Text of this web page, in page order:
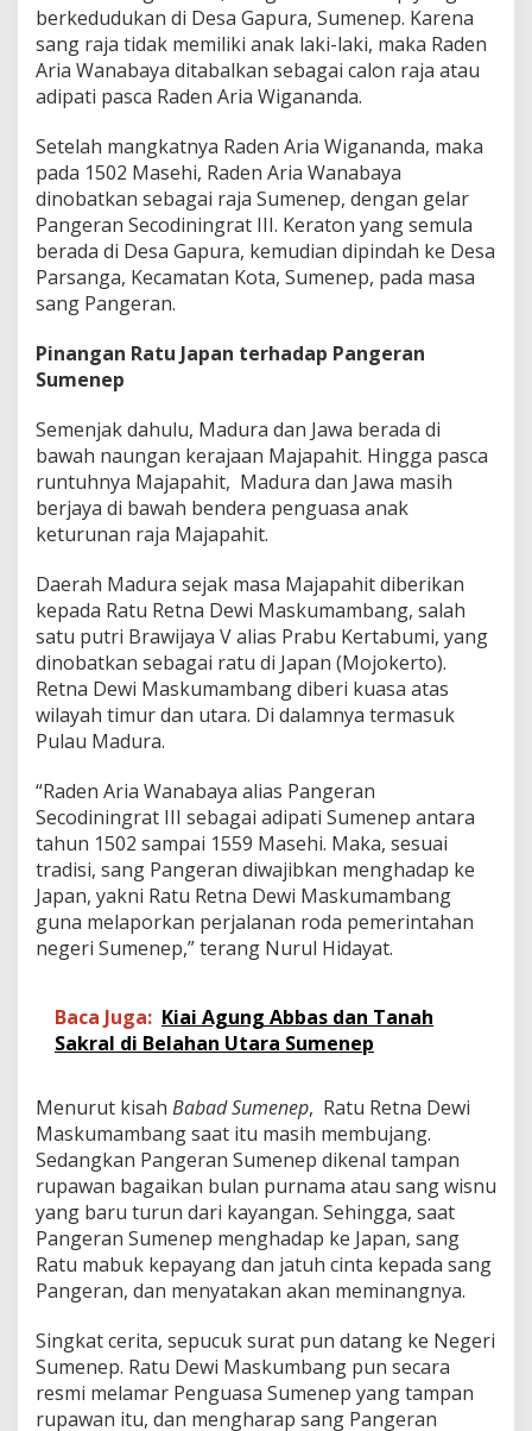
berkedudukan di Desa Gapura, Sumenep. Karena
sang raja tidak memiliki anak laki-laki, maka Raden
Aria Wanabaya ditabalkan sebagai calon raja atau
adipati pasca Raden Aria Wigananda.
Setelah mangkatnya Raden Aria Wigananda, maka
pada 1502 Masehi, Raden Aria Wanabaya
dinobatkan sebagai raja Sumenep, dengan gelar
Pangeran Secodiningrat III. Keraton yang semula
berada di Desa Gapura, kemudian dipindah ke Desa
Parsanga, Kecamatan Kota, Sumenep, pada masa
sang Pangeran.
Pinangan Ratu Japan terhadap Pangeran
Sumenep
Semenjak dahulu, Madura dan Jawa berada di
bawah naungan kerajaan Majapahit. Hingga pasca
runtuhnya Majapahit, Madura dan Jawa masih
berjaya di bawah bendera penguasa anak
keturunan raja Majapahit.
Daerah Madura sejak masa Majapahit diberikan
kepada Ratu Retna Dewi Maskumambang, salah
satu putri Brawijaya V alias Prabu Kertabumi, yang
dinobatkan sebagai ratu di Japan (Mojokerto).
Retna Dewi Maskumambang diberi kuasa atas
wilayah timur dan utara. Di dalamnya termasuk
Pulau Madura.
“Raden Aria Wanabaya alias Pangeran
Secodiningrat III sebagai adipati Sumenep antara
tahun 1502 sampai 1559 Masehi. Maka, sesuai
tradisi, sang Pangeran diwajibkan menghadap ke
Japan, yakni Ratu Retna Dewi Maskumambang
guna melaporkan perjalanan roda pemerintahan
negeri Sumenep,” terang Nurul Hidayat.
Baca Juga: Kiai Agung Abbas dan Tanah
Sakral di Belahan Utara Sumenep
Menurut kisah Babad Sumenep, Ratu Retna Dewi
Maskumambang saat itu masih membujang.
Sedangkan Pangeran Sumenep dikenal tampan
rupawan bagaikan bulan purnama atau sang wisnu
yang baru turun dari kayangan. Sehingga, saat
Pangeran Sumenep menghadap ke Japan, sang
Ratu mabuk kepayang dan jatuh cinta kepada sang
Pangeran, dan menyatakan akan meminangnya.
Singkat cerita, sepucuk surat pun datang ke Negeri
Sumenep. Ratu Dewi Maskumbang pun secara
resmi melamar Penguasa Sumenep yang tampan
rupawan itu, dan mengharap sang Pangeran